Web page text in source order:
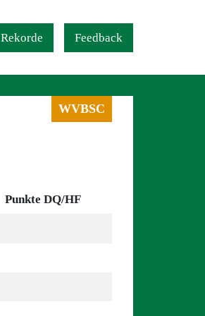
Rekorde Feedback
WVBSC
Punkte DQ/HF